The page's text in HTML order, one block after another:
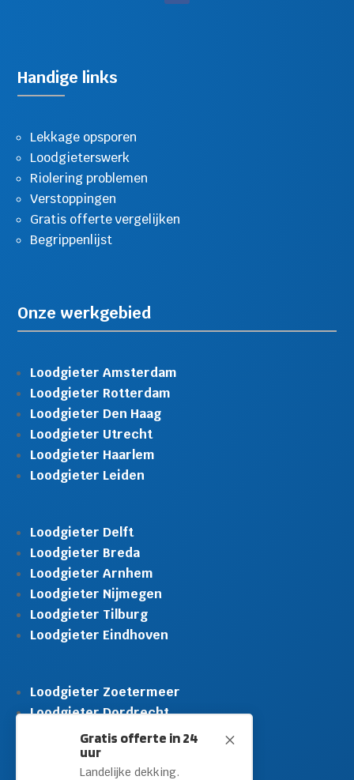
M
Gratis offerte in 24
uur
Landelijke dekking.
Handige links
Lekkage opsporen
Loodgieterswerk
Riolering problemen
Verstoppingen
Gratis offerte vergelijken
Begrippenlijst
Onze werkgebied
Loodgieter Amsterdam
Loodgieter Rotterdam
Loodgieter Den Haag
Loodgieter Utrecht
Loodgieter Haarlem
Loodgieter Leiden
Loodgieter Delft
Loodgieter Breda
Loodgieter Arnhem
Loodgieter Nijmegen
Loodgieter Tilburg
Loodgieter Eindhoven
Loodgieter Zoetermeer
Loodgieter Dordrecht
Loodgieter Rijswijk
Loodgieter Schiedam
Loodgieter Leidschendam